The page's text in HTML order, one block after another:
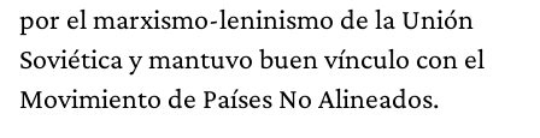
por el marxismo-leninismo de la Unión
Soviética y mantuvo buen vínculo con el
Movimiento de Países No Alineados.